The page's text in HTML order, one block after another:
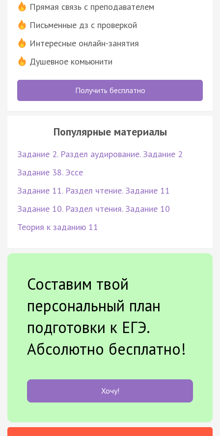
Прямая связь с преподавателем
Письменные дз с проверкой
Интересные онлайн-занятия
Душевное комьюнити
Получить бесплатно
Популярные материалы
Задание 2. Раздел аудирование. Задание 2
Задание 38. Эссе
Задание 11. Раздел чтение. Задание 11
Задание 10. Раздел чтения. Задание 10
Теория к заданию 11
Составим твой
персональный план
подготовки к ЕГЭ.
Абсолютно бесплатно!
Хочу!